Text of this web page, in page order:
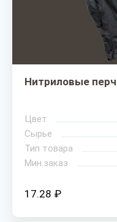
Нитриловые
Цвет
Сырье
Тип товара
Мин.заказ
17.28 ₽